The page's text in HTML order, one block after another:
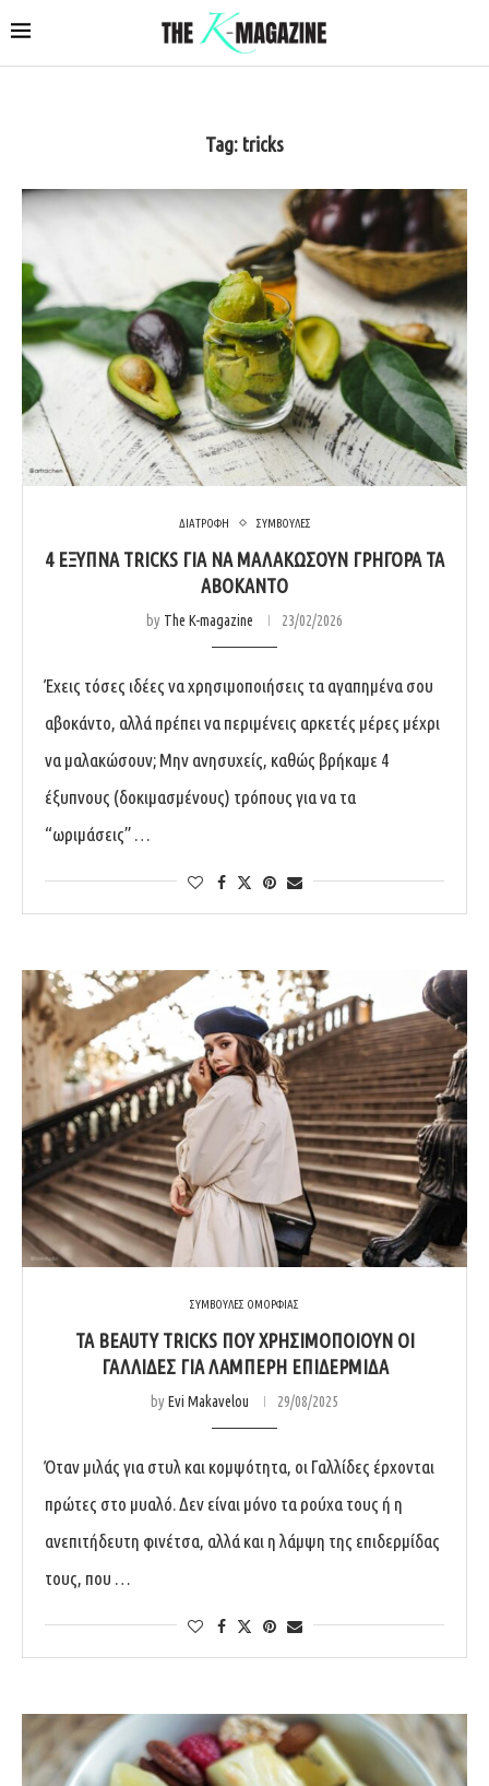
Tag: tricks
ΔΙΑΤΡΟΦΗ ΣΥΜΒΟΥΛΕΣ
4 ΈΞΥΠΝΑ TRICKS ΓΙΑ ΝΑ ΜΑΛΑΚΏΣΟΥΝ ΓΡΉΓΟΡΑ ΤΑ
ΑΒΟΚΆΝΤΟ
by The K-magazine 23/02/2026
Έχεις τόσες ιδέες να χρησιμοποιήσεις τα αγαπημένα σου
αβοκάντο, αλλά πρέπει να περιμένεις αρκετές μέρες μέχρι
να μαλακώσουν; Μην ανησυχείς, καθώς βρήκαμε 4
έξυπνους (δοκιμασμένους) τρόπους για να τα
“ωριμάσεις” …
ΣΥΜΒΟΥΛΕΣ ΟΜΟΡΦΙΑΣ
ΤΑ BEAUTY TRICKS ΠΟΥ ΧΡΗΣΙΜΟΠΟΙΟΎΝ ΟΙ
ΓΑΛΛΊΔΕΣ ΓΙΑ ΛΑΜΠΕΡΉ ΕΠΙΔΕΡΜΊΔΑ
byEvi Makavelou 29/08/2025
Όταν μιλάς για στυλ και κομψότητα, οι Γαλλίδες έρχονται
πρώτες στο μυαλό. Δεν είναι μόνο τα ρούχα τους ή η
ανεπιτήδευτη φινέτσα, αλλά και η λάμψη της επιδερμίδας
τους, που …